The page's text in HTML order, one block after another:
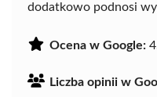
dodatkowo podnosi
Ocena w Google:
Liczba opinii w